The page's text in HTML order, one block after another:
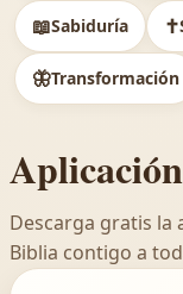
📖Sabiduría ✝️
🦋Transformación
Descarga gratis la
Biblia contigo a